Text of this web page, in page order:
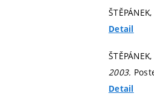
Detail
2003.
Detail